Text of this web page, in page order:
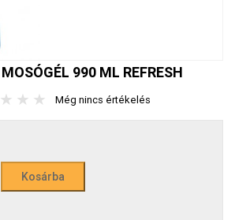
990 ML REFRESH
★ ★ ★ Még nincs értékelés